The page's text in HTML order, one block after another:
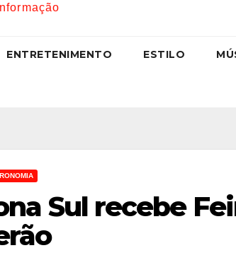
ENTRETENIMENTO ESTILO
Sul recebe